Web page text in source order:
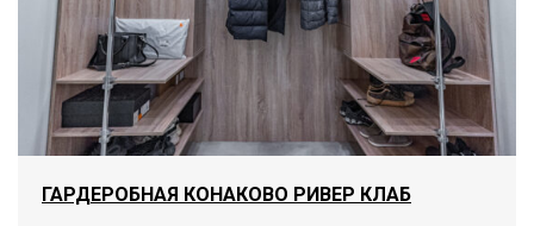
ГАРДЕРОБНАЯ КОНАКОВО РИВЕР КЛАБ